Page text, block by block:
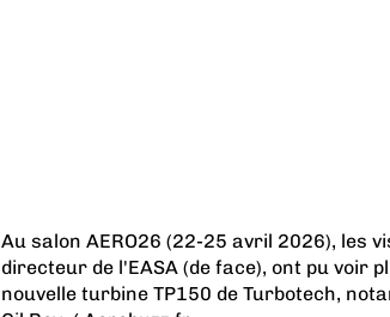
Au salon AERO26 (22-25 avril 2026), les
directeur de l'EASA (de face), ont pu voir
nouvelle turbine TP150 de Turbotech,